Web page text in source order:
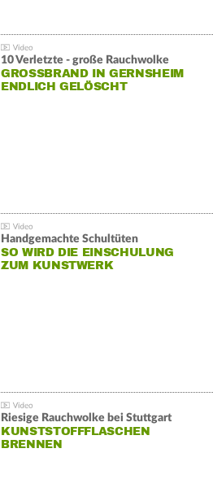
10 Verletzte - große Rauchwolke
GROSSBRAND IN GERNSHEIM E
NDLICH GELÖSCHT
Handgemachte Schultüten
SO WIRD DIE EINSCHULUNG
ZUM KUNSTWERK
Riesige Rauchwolke bei Stuttgart
KUNSTSTOFFFLASCHEN
BRENNEN